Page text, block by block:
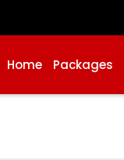
Home Packages